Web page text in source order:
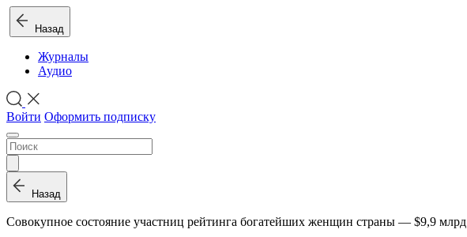
Назад
Журналы
Аудио
Войти Оформить подписку
Назад
Совокупное состояние участниц рейтинга богатейших женщин страны — $9,9 млрд